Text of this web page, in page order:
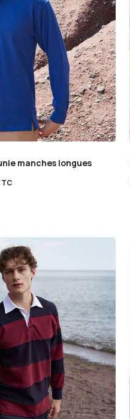
manches longues